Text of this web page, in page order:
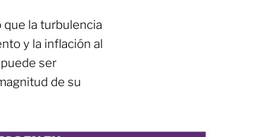
que la turbulencia
y la inflación al
ser
de su